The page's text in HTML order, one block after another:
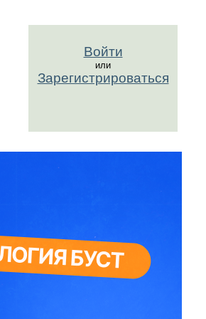
Войти
или
Зарегистрироваться